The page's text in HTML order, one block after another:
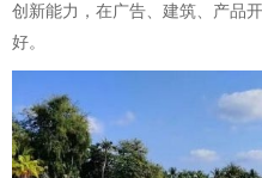
创新能力，在广告、建筑、产品
好。